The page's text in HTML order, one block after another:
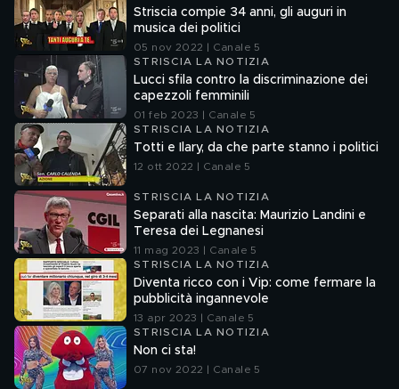
Striscia compie 34 anni, gli auguri in
musica dei politici
05 nov 2022 | Canale 5
STRISCIA LA NOTIZIA
Lucci sfila contro la discriminazione dei
capezzoli femminili
01 feb 2023 | Canale 5
STRISCIA LA NOTIZIA
Totti e Ilary, da che parte stanno i politici
12 ott 2022 | Canale 5
STRISCIA LA NOTIZIA
Separati alla nascita: Maurizio Landini e
Teresa dei Legnanesi
11 mag 2023 | Canale 5
STRISCIA LA NOTIZIA
Diventa ricco con i Vip: come fermare la
pubblicità ingannevole
13 apr 2023 | Canale 5
STRISCIA LA NOTIZIA
Non ci sta!
07 nov 2022 | Canale 5